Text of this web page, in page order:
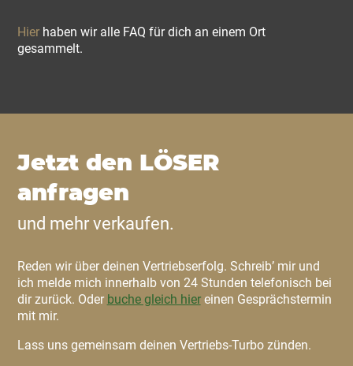
Hierhaben wir alle FAQ für dich an einem Ort
gesammelt.
Jetzt den LÖSER
anfragen
und mehr verkaufen.
Reden wir über deinen Vertriebserfolg. Schreib’ mir und
ich melde mich innerhalb von 24 Stunden telefonisch bei
dir zurück. Oder buche gleich hiereinen Gesprächstermin
mit mir.
Lass uns gemeinsam deinen Vertriebs-Turbo zünden.